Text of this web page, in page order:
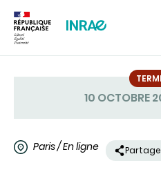
10 OCTOBRE
Paris / En ligne